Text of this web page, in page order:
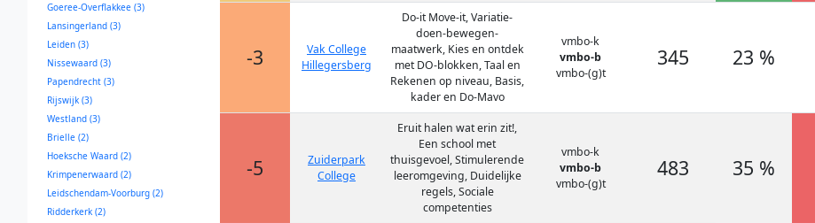
Goeree-Overflakkee (3)
Lansingerland (3)
Leiden (3)
Nissewaard (3)
Papendrecht (3)
Rijswijk (3)
Westland (3)
Brielle (2)
Hoeksche Waard (2)
Krimpenerwaard (2)
Leidschendam-Voorburg (2)
Ridderkerk (2)
-3
Vak College
Hillegersberg
Do-it Move-it, Variatie-
doen-bewegen-
maatwerk, Kies en ontdek
met DO-blokken, Taal en
Rekenen op niveau, Basis,
kader en Do-Mavo
vmbo-k
vmbo-b
vmbo-(g)t
345 23 %
-5
Zuiderpark
College
Eruit halen wat erin zit!,
Een school met
thuisgevoel, Stimulerende
leeromgeving, Duidelijke
regels, Sociale
competenties
vmbo-k
vmbo-b
vmbo-(g)t
483 35 %